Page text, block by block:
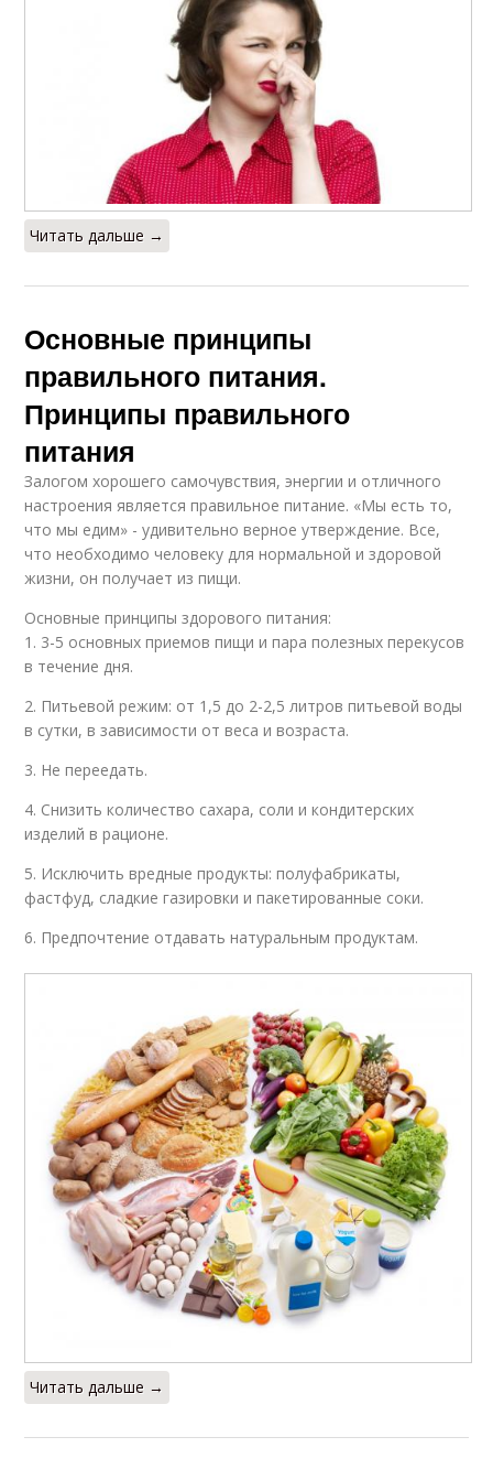
Читать дальше →
Основные принципы
правильного питания.
Принципы правильного
питания
Залогом хорошего самочувствия, энергии и отличного
настроения является правильное питание. «Мы есть то,
что мы едим» - удивительно верное утверждение. Все,
что необходимо человеку для нормальной и здоровой
жизни, он получает из пищи.
Основные принципы здорового питания:
1. 3-5 основных приемов пищи и пара полезных перекусов
в течение дня.
2. Питьевой режим: от 1,5 до 2-2,5 литров питьевой воды
в сутки, в зависимости от веса и возраста.
3. Не переедать.
4. Снизить количество сахара, соли и кондитерских
изделий в рационе.
5. Исключить вредные продукты: полуфабрикаты,
фастфуд, сладкие газировки и пакетированные соки.
6. Предпочтение отдавать натуральным продуктам.
Читать дальше →